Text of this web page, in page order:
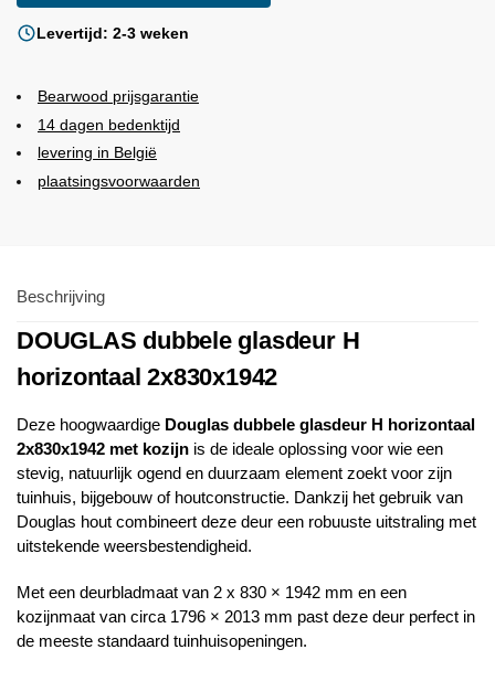
Levertijd: 2-3 weken
Bearwood prijsgarantie
14 dagen bedenktijd
levering in België
plaatsingsvoorwaarden
Beschrijving
DOUGLAS dubbele glasdeur H
horizontaal 2x830x1942
Deze hoogwaardige Douglas dubbele glasdeur H horizontaal
2x830x1942 met kozijn is de ideale oplossing voor wie een
stevig, natuurlijk ogend en duurzaam element zoekt voor zijn
tuinhuis, bijgebouw of houtconstructie. Dankzij het gebruik van
Douglas hout combineert deze deur een robuuste uitstraling met
uitstekende weersbestendigheid.
Met een deurbladmaat van 2 x 830 × 1942 mm en een
kozijnmaat van circa 1796 × 2013 mm past deze deur perfect in
de meeste standaard tuinhuisopeningen.